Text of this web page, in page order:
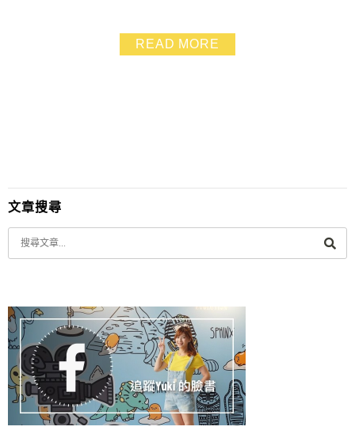
海鮮、煮肉片都不用再另外沾醬.很夠味喲~ 難得的是火龍
島的海鮮用料都很新鮮也很大方 火鍋肉片也有一定的水
READ MORE
文章搜尋